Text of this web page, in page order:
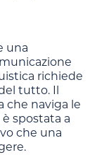
una
richiede
tutto. Il
che naviga le
spostata a
che una